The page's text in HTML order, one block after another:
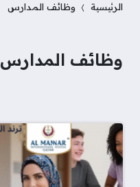
الرئيسية وظائف المدارس
وظائف المدارس